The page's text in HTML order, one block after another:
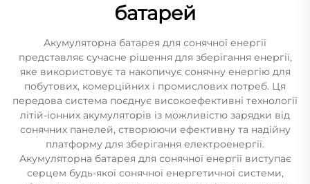
батарей
Акумуляторна батарея для сонячної енергії
представляє сучасне рішення для зберігання енергії,
яке використовує та накопичує сонячну енергію для
побутових, комерційних і промислових потреб. Ця
передова система поєднує високоефективні технології
літій-іонних акумуляторів із можливістю зарядки від
сонячних панелей, створюючи ефективну та надійну
платформу для зберігання електроенергії.
Акумуляторна батарея для сонячної енергії виступає
серцем будь-якої сонячної енергетичної системи,